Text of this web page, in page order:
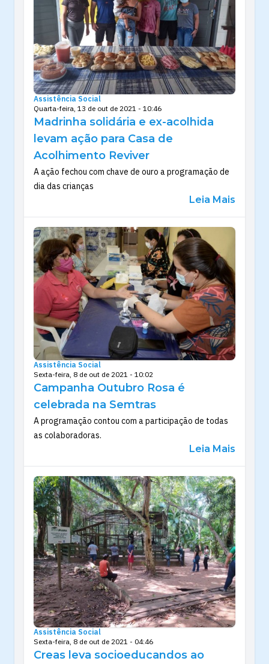
Assistência Social
Quarta-feira, 13 de out de 2021 - 10:46
Madrinha solidária e ex-acolhida
levam ação para Casa de
Acolhimento Reviver
A ação fechou com chave de ouro a programação de
dia das crianças
Leia Mais
Assistência Social
Sexta-feira, 8 de out de 2021 - 10:02
Campanha Outubro Rosa é
celebrada na Semtras
A programação contou com a participação de todas
as colaboradoras.
Leia Mais
Assistência Social
Sexta-feira, 8 de out de 2021 - 04:46
Creas leva socioeducandos ao